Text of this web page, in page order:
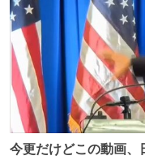
今更だけどこの動画、